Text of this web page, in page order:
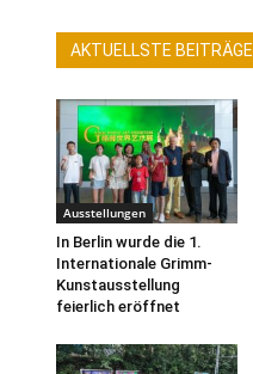
AKTUELLSTE BEITRÄGE
Ausstellungen
In Berlin wurde die 1.
Internationale Grimm-
Kunstausstellung
feierlich eröffnet